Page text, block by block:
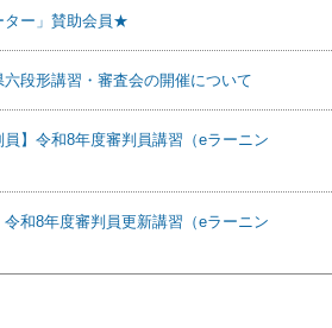
ター」賛助会員★
段形講習・審査会の開催について
】令和8年度審判員講習（eラーニン
和8年度審判員更新講習（eラーニン